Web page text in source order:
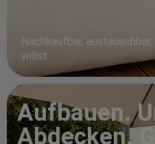
Nachkaufbar,
willst.
Aufbauen.
Abdecken.